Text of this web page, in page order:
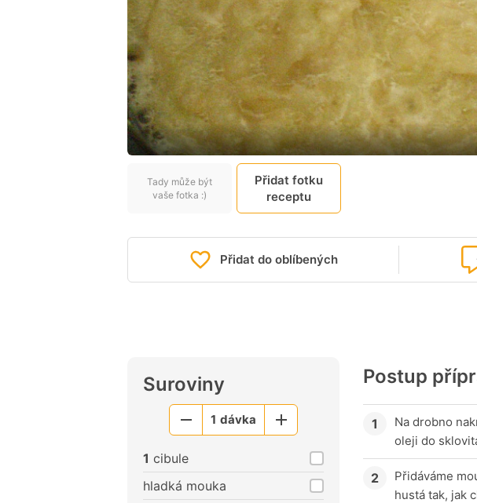
Tady může být
vaše fotka :)
Přidat fotku
receptu
Přidat do oblíbených
Suroviny
Menší
1 dávka
Větší
1 cibule
hladká mouka
Postup
Na drobno
oleji do
Přidáváme
hustá tak, jak